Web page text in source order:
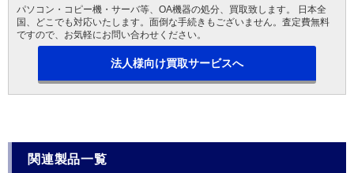
パソコン・コピー機・サーバ等、OA機器の処分、買取致します。 日本全
国、どこでも対応いたします。面倒な手続きもございません。査定費無料
ですので、お気軽にお問い合わせください。
法人様向け買取サービスへ
関連製品一覧